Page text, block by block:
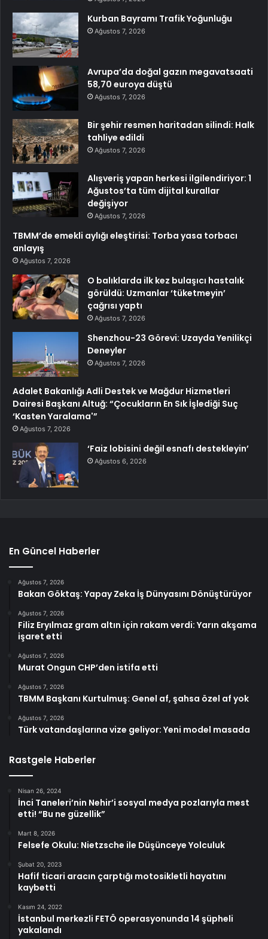
Kurban Bayramı Trafik Yoğunluğu
Ağustos 7, 2026
Avrupa’da doğal gazın megavatsaati
58,70 euroya düştü
Ağustos 7, 2026
Bir şehir resmen haritadan silindi: Halk
tahliye edildi
Ağustos 7, 2026
Alışveriş yapan herkesi ilgilendiriyor: 1
Ağustos’ta tüm dijital kurallar
değişiyor
Ağustos 7, 2026
TBMM’de emekli aylığı eleştirisi: Torba yasa torbacı
anlayış
Ağustos 7, 2026
O balıklarda ilk kez bulaşıcı hastalık
görüldü: Uzmanlar ‘tüketmeyin’
çağrısı yaptı
Ağustos 7, 2026
Shenzhou-23 Görevi: Uzayda Yenilikçi
Deneyler
Ağustos 7, 2026
Adalet Bakanlığı Adli Destek ve Mağdur Hizmetleri
Dairesi Başkanı Altuğ: “Çocukların En Sık İşlediği Suç
‘Kasten Yaralama'”
Ağustos 7, 2026
‘Faiz lobisini değil esnafı destekleyin’
Ağustos 6, 2026
En Güncel Haberler
Ağustos 7, 2026
Bakan Göktaş: Yapay Zeka İş Dünyasını Dönüştürüyor
Ağustos 7, 2026
Filiz Eryılmaz gram altın için rakam verdi: Yarın akşama
işaret etti
Ağustos 7, 2026
Murat Ongun CHP’den istifa etti
Ağustos 7, 2026
TBMM Başkanı Kurtulmuş: Genel af, şahsa özel af yok
Ağustos 7, 2026
Türk vatandaşlarına vize geliyor: Yeni model masada
Rastgele Haberler
Nisan 26, 2024
İnci Taneleri’nin Nehir’i sosyal medya pozlarıyla mest
etti! “Bu ne güzellik”
Mart 8, 2026
Felsefe Okulu: Nietzsche ile Düşünceye Yolculuk
Şubat 20, 2023
Hafif ticari aracın çarptığı motosikletli hayatını
kaybetti
Kasım 24, 2022
İstanbul merkezli FETÖ operasyonunda 14 şüpheli
yakalandı